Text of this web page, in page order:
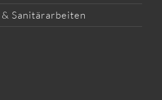
Sanitärarbeiten